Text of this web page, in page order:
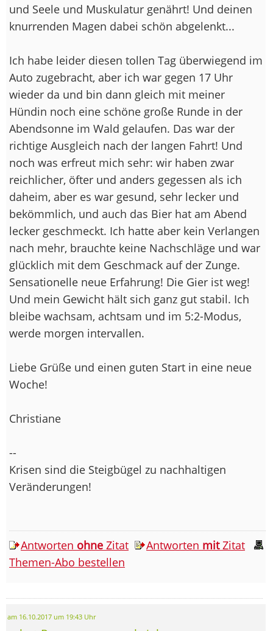
und Seele und Muskulatur genährt! Und deinen
knurrenden Magen dabei schön abgelenkt...
Ich habe leider diesen tollen Tag überwiegend im
Auto zugebracht, aber ich war gegen 17 Uhr
wieder da und bin dann gleich mit meiner
Hündin noch eine schöne große Runde in der
Abendsonne im Wald gelaufen. Das war der
richtige Ausgleich nach der langen Fahrt! Und
noch was erfreut mich sehr: wir haben zwar
reichlicher, öfter und anders gegessen als ich
daheim, aber es war gesund, sehr lecker und
bekömmlich, und auch das Bier hat am Abend
lecker geschmeckt. Ich hatte aber kein Verlangen
nach mehr, brauchte keine Nachschläge und war
glücklich mit dem Geschmack auf der Zunge.
Sensationelle neue Erfahrung! Die Gier ist weg!
Und mein Gewicht hält sich ganz gut stabil. Ich
bleibe wachsam, achtsam und im 5:2-Modus,
werde morgen intervallen.
Liebe Grüße und einen guten Start in eine neue
Woche!
Christiane
--
Krisen sind die Steigbügel zu nachhaltigen
Veränderungen!
Antworten ohne Zitat Antworten mitZitat
Themen-Abo bestellen
am 16.10.2017 um 19:43 Uhr